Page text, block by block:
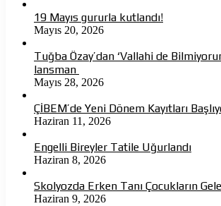
19 Mayıs gururla kutlandı!
Mayıs 20, 2026
Tuğba Özay’dan ‘Vallahi de
lansman
Mayıs 28, 2026
ÇİBEM’de Yeni Dönem Kayıtları
Haziran 11, 2026
Engelli Bireyler Tatile Uğurlandı
Haziran 8, 2026
Skolyozda Erken Tanı Çocukların
Haziran 9, 2026